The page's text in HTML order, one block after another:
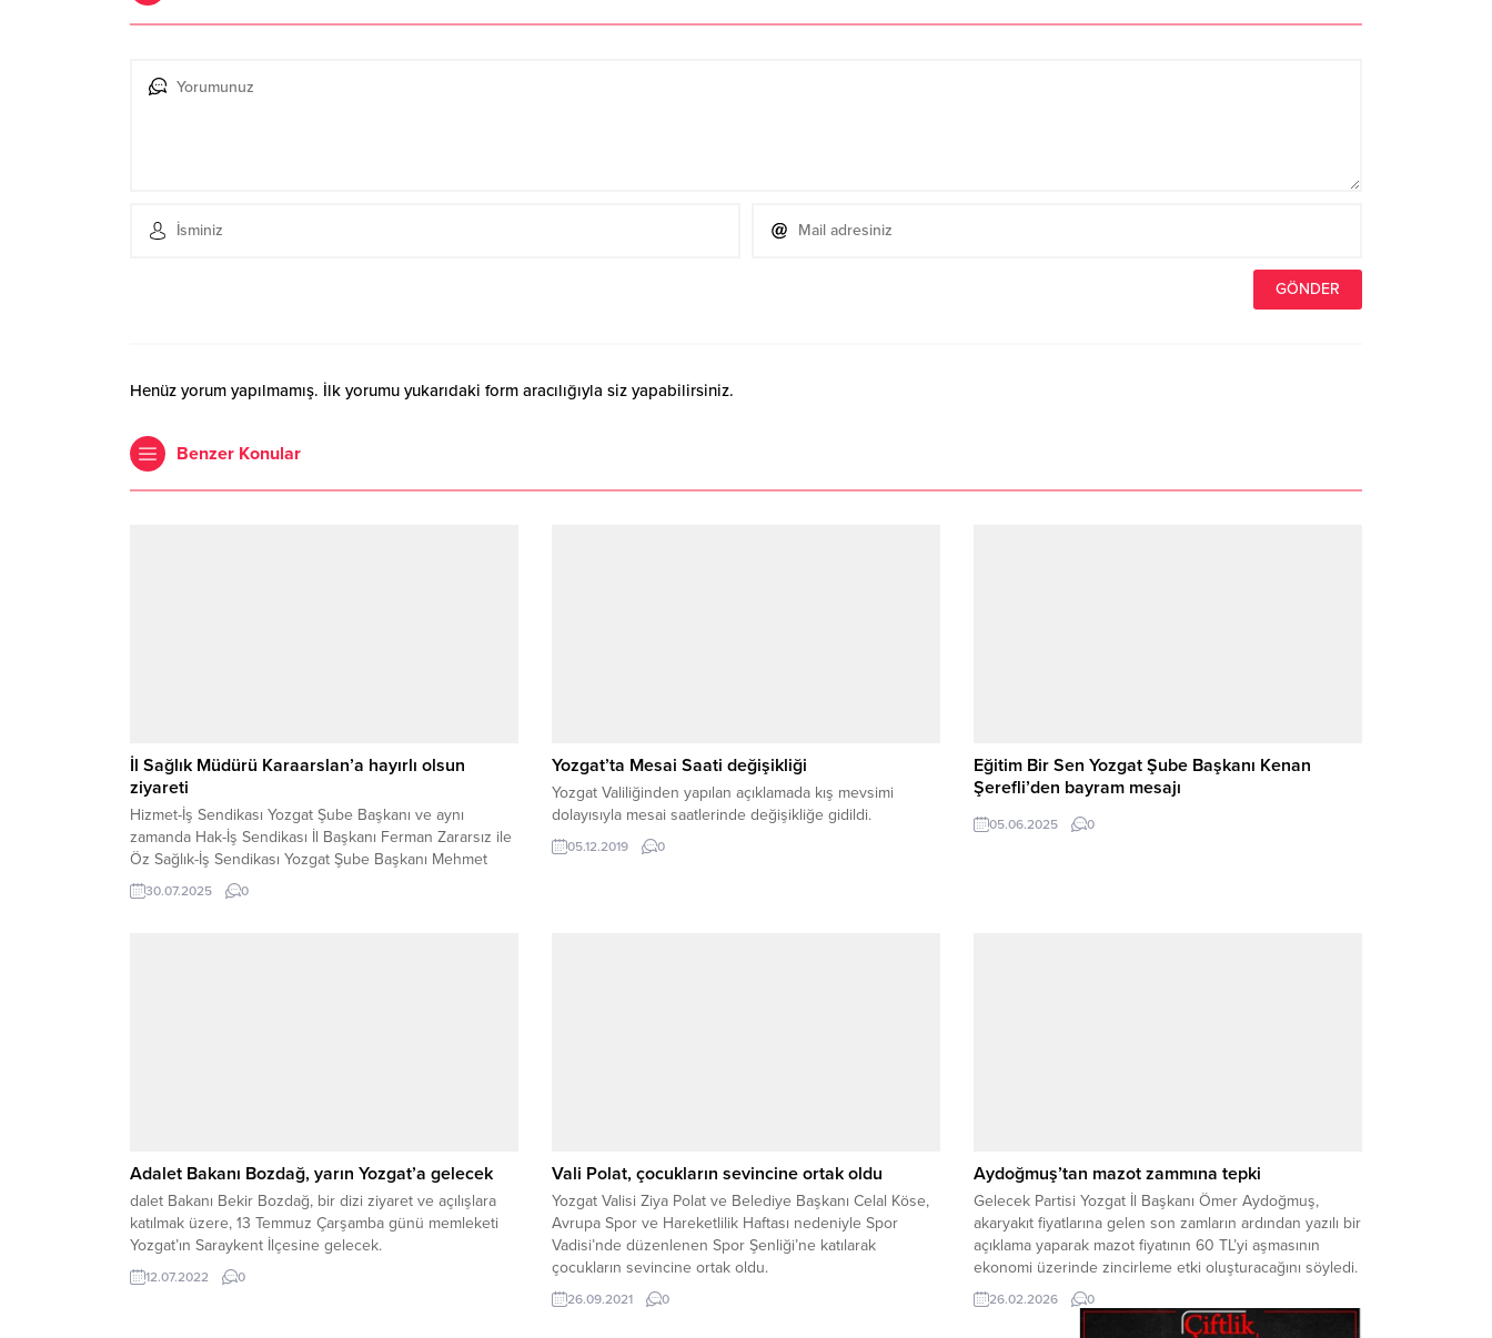
Henüz yorum yapılmamış. İlk yorumu yukarıdaki form aracılığıyla siz yapabilirsiniz.
Benzer Konular
İl Sağlık Müdürü Karaarslan’a hayırlı olsun
ziyareti
Hizmet-İş Sendikası Yozgat Şube Başkanı ve aynı
zamanda Hak-İş Sendikası İl Başkanı Ferman Zararsız ile
Öz Sağlık-İş Sendikası Yozgat Şube Başkanı Mehmet
Akyol ve yönetim kurulu üyeleri, Yozgat İl Sağlık Müdürü
Dr. Mehmet Akif Karaarslan’a hayırlı olsun ziyaretinde
30.07.2025 0
Yozgat’ta Mesai Saati değişikliği
Yozgat Valiliğinden yapılan açıklamada kış mevsimi
dolayısıyla mesai saatlerinde değişikliğe gidildi.
05.12.2019 0
Eğitim Bir Sen Yozgat Şube Başkanı Kenan
Şerefli’den bayram mesajı
05.06.2025 0
Adalet Bakanı Bozdağ, yarın Yozgat’a gelecek
dalet Bakanı Bekir Bozdağ, bir dizi ziyaret ve açılışlara
katılmak üzere, 13 Temmuz Çarşamba günü memleketi
Yozgat’ın Saraykent İlçesine gelecek.
12.07.2022 0
Vali Polat, çocukların sevincine ortak oldu
Yozgat Valisi Ziya Polat ve Belediye Başkanı Celal Köse,
Avrupa Spor ve Hareketlilik Haftası nedeniyle Spor
Vadisi’nde düzenlenen Spor Şenliği’ne katılarak
çocukların sevincine ortak oldu.
26.09.2021 0
Aydoğmuş’tan mazot zammına tepki
Gelecek Partisi Yozgat İl Başkanı Ömer Aydoğmuş,
akaryakıt fiyatlarına gelen son zamların ardından yazılı bir
açıklama yaparak mazot fiyatının 60 TL’yi aşmasının
ekonomi üzerinde zincirleme etki oluşturacağını söyledi.
Gelecek Partisi Yozgat İl Başkanı Aydoğmuş, artışın
yalnızca akaryakıt fiyatı olarak değerlendirilemeyeceğini
belirterek, bunun üretimden enflasyona kadar birçok
26.02.2026 0